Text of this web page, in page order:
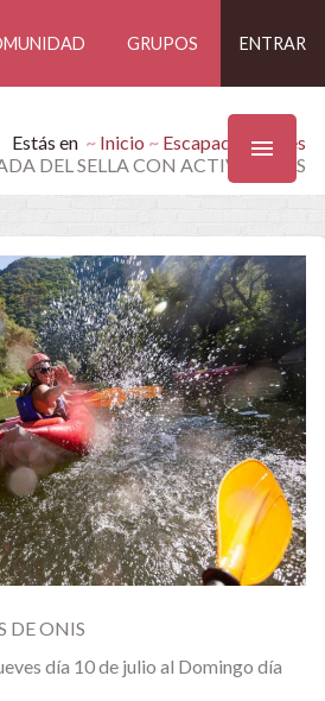
GRUPOS ENTRAR
Estás en Inicio
Escapadas Findes
DEL SELLA CON ACTIVIDADES
DE ONIS
día 10 de julio al Domingo día